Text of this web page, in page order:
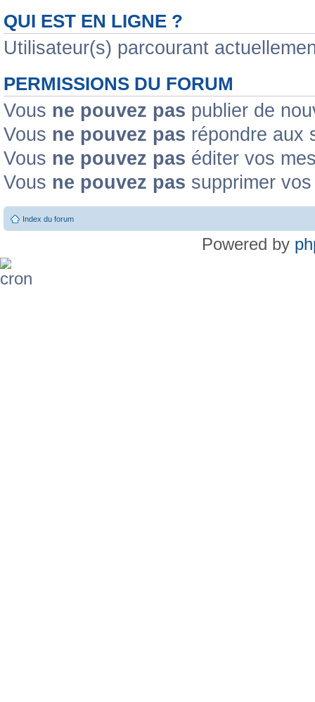
QUI EST EN LIGNE ?
Utilisateur(s) parcourant
PERMISSIONS DU FORUM
Vous ne pouvez pas publier de
Vous ne pouvez pas répondre aux
Vous ne pouvez pas éditer vos
Vous ne pouvez pas supprimer
Index du forum
Powered by